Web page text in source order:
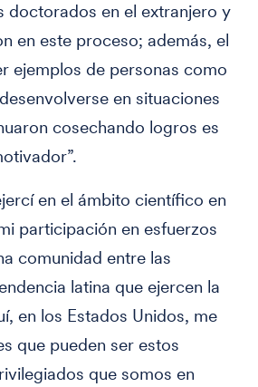
doctorados en el extranjero y
en este proceso; además, el
ejemplos de personas como
en situaciones
cosechando logros es
en el ámbito científico en
participación en esfuerzos
comunidad entre las
latina que ejercen la
en los Estados Unidos, me
que pueden ser estos
que somos en